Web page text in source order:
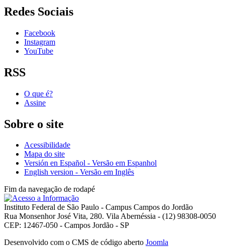
Redes Sociais
Facebook
Instagram
YouTube
RSS
O que é?
Assine
Sobre o site
Acessibilidade
Mapa do site
Versión en Español - Versão em Espanhol
English version - Versão em Inglês
Fim da navegação de rodapé
Instituto Federal de São Paulo - Campus Campos do Jordão
Rua Monsenhor José Vita, 280. Vila Abernéssia - (12) 98308-0050
CEP: 12467-050 - Campos Jordão - SP
Desenvolvido com o CMS de código aberto Joomla